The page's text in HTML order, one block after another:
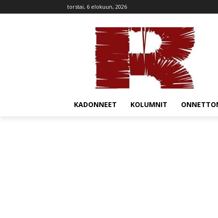
torstai, 6 elokuun, 2026
KADONNEET KOLUMNIT